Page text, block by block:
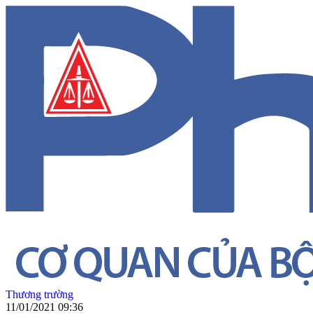
Thương trường
11/01/2021 09:36